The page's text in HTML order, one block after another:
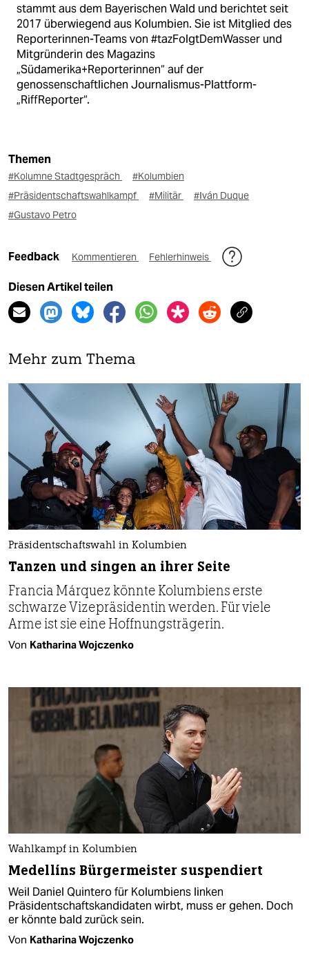
stammt aus dem Bayerischen Wald und berichtet seit
2017 überwiegend aus Kolumbien. Sie ist Mitglied des
Reporterinnen-Teams von #tazFolgtDemWasser und
Mitgründerin des Magazins
„Südamerika+Reporterinnen“ auf der
genossenschaftlichen Journalismus-Plattform-
„RiffReporter“.
Themen
#Kolumne Stadtgespräch
#Kolumbien
#Präsidentschaftswahlkampf
#Militär
#Iván Duque
#Gustavo Petro
Feedback Kommentieren Fehlerhinweis
Diesen Artikel teilen
Mehr zum Thema
Präsidentschaftswahl in Kolumbien
Tanzen und singen an ihrer Seite
Francia Márquez könnte Kolumbiens erste
schwarze Vizepräsidentin werden. Für viele
Arme ist sie eine Hoffnungsträgerin.
Von Katharina Wojczenko
Wahlkampf in Kolumbien
Medellíns Bürgermeister suspendiert
Weil Daniel Quintero für Kolumbiens linken
Präsidentschaftskandidaten wirbt, muss er gehen. Doch
er könnte bald zurück sein.
Von Katharina Wojczenko